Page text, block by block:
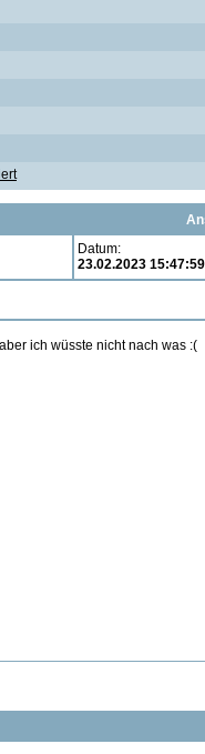
Datum:
23.02.2023 15:47:59
ich wüsste nicht nach was